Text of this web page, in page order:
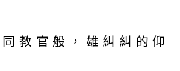
教官般，雄糾糾的仰